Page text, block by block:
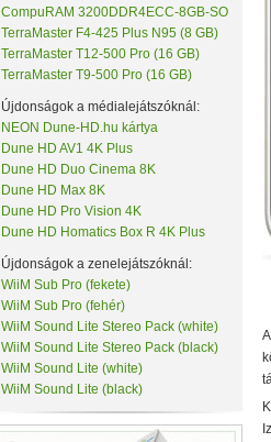
CompuRAM 3200DDR4ECC-8GB-SO
TerraMaster F4-425 Plus N95 (8 GB)
TerraMaster T12-500 Pro (16 GB)
TerraMaster T9-500 Pro (16 GB)
Újdonságok a médialejátszóknál:
NEON Dune-HD.hu kártya
Dune HD AV1 4K Plus
Dune HD Duo Cinema 8K
Dune HD Max 8K
Dune HD Pro Vision 4K
Dune HD Homatics Box R 4K Plus
Újdonságok a zenelejátszóknál:
WiiM Sub Pro (fekete)
WiiM Sub Pro (fehér)
WiiM Sound Lite Stereo Pack (white)
WiiM Sound Lite Stereo Pack (black)
WiiM Sound Lite (white)
WiiM Sound Lite (black)